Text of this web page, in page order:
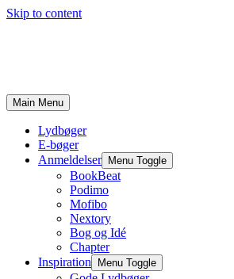
Skip to content
Main Menu
Lydbøger
E-bøger
Anmeldelser
Menu Toggle
BookBeat
Podimo
Mofibo
Nextory
Bog og Idé
Chapter
Inspiration
Menu Toggle